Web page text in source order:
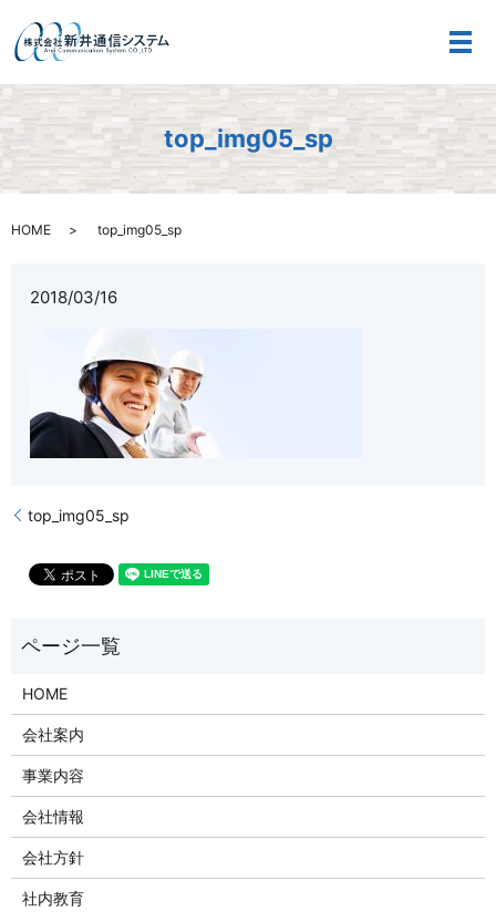
メ
top_img05_sp
HOME top_img05_sp
2018/03/16
top_img05_sp
HOME
会社案内
事業内容
会社情報
会社方針
社内教育